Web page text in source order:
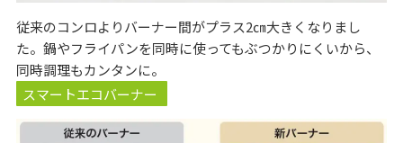
従来のコンロよりバーナー間がプラス2㎝大きくなりまし
た。鍋やフライパンを同時に使ってもぶつかりにくいから、
同時調理もカンタンに。
スマートエコバーナー